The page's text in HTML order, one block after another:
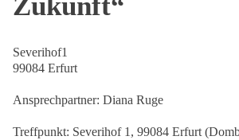
Severihof1
99084 Erfurt
Ansprechpartner: Diana Ruge
Treffpunkt: Severihof 1, 99084 Erfurt